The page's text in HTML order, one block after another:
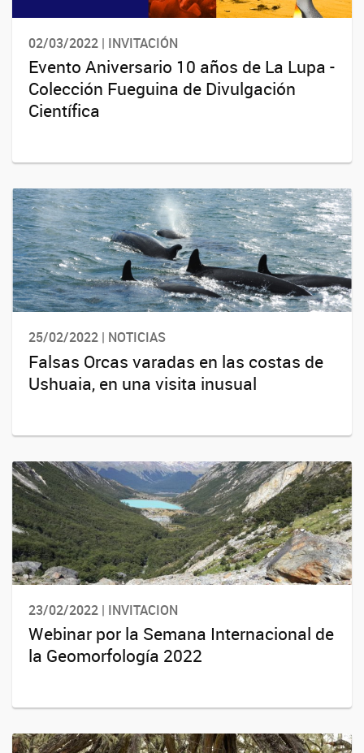
02/03/2022 | INVITACIÓN
Evento Aniversario 10 años de La Lupa -
Colección Fueguina de Divulgación
Científica
25/02/2022 | NOTICIAS
Falsas Orcas varadas en las costas de
Ushuaia, en una visita inusual
23/02/2022 | INVITACION
Webinar por la Semana Internacional de
la Geomorfología 2022